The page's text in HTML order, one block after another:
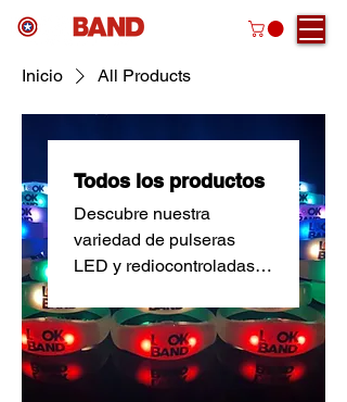
Inicio All Products
Todos los productos
Descubre nuestra
variedad de pulseras
LED y rediocontroladas,
bordadas, lanyards y
mucho más.